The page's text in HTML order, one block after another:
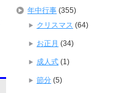
年中行事 (355)
クリスマス (64)
お正月 (34)
成人式 (1)
節分 (5)